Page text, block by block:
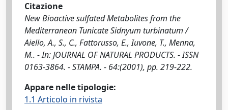
Citazione
New Bioactive sulfated Metabolites from the
Mediterranean Tunicate Sidnyum turbinatum /
Aiello, A., S., C., Fattorusso, E., Iuvone, T., Menna,
M.. - In: JOURNAL OF NATURAL PRODUCTS. - ISSN
0163-3864. - STAMPA. - 64:(2001), pp. 219-222.
Appare nelle tipologie:
1.1 Articolo in rivista